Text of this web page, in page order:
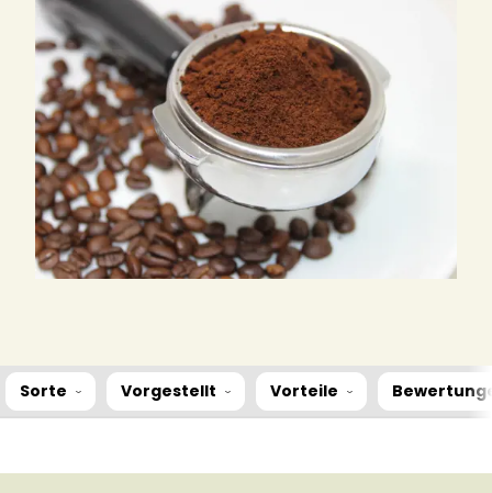
Bohne mit chemischen oder natürlichen
Lösungsmitteln, ohne jegliche Zusatzstoffe oder mit
Hilfe von CO2.Die neuen Verfahren haben auch den
Geschmack und das Aroma des entkoffeinierten
Kaffee und Espresso verbessert und machen ihn zu
einer perfekten Alternative zum Kaffee mit Koffein.
Erfahren Sie alles über entkoffeinierten Kaffee und
Espresso, seine Vorteile und Herstellungsmethoden
sowie eine große Auswahl an entkoffeinierten
Spezialitäten von Kaffee und Espresso, die Sie Ihrer
Lieferung hinzufügen können.
Sorte Vorgestellt Vorteile